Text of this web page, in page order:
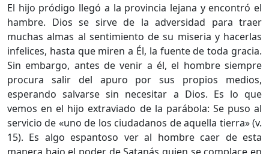
El hijo pródigo llegó a la provincia lejana y encontró el
hambre. Dios se sirve de la adversidad para traer
muchas almas al sentimiento de su miseria y hacerlas
infelices, hasta que miren a Él, la fuente de toda gracia.
Sin embargo, antes de venir a él, el hombre siempre
procura salir del apuro por sus propios medios,
esperando salvarse sin necesitar a Dios. Es lo que
vemos en el hijo extraviado de la parábola: Se puso al
servicio de «uno de los ciudadanos de aquella tierra» (v.
15). Es algo espantoso ver al hombre caer de esta